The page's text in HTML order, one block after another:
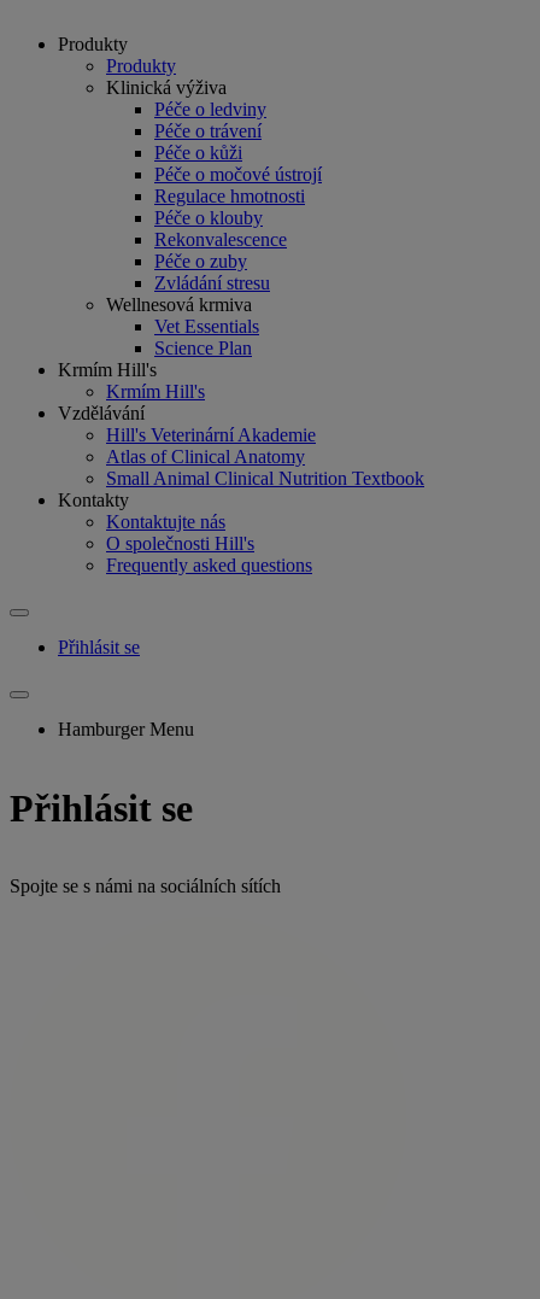
Produkty
Produkty
Klinická výživa
Péče o ledviny
Péče o trávení
Péče o kůži
Péče o močové ústrojí
Regulace hmotnosti
Péče o klouby
Rekonvalescence
Péče o zuby
Zvládání stresu
Wellnesová krmiva
Vet Essentials
Science Plan
Krmím Hill's
Krmím Hill's
Vzdělávání
Hill's Veterinární Akademie
Atlas of Clinical Anatomy
Small Animal Clinical Nutrition Textbook
Kontakty
Kontaktujte nás
O společnosti Hill's
Frequently asked questions
Přihlásit se
Hamburger Menu
Přihlásit se
Spojte se s námi na sociálních sítích